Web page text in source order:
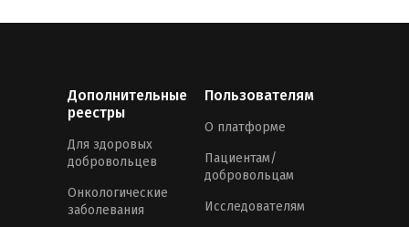
Дополнительные
реестры
Для здоровых
добровольцев
Онкологические
заболевания
Пользователям
О платформе
Пациентам/
добровольцам
Исследователям